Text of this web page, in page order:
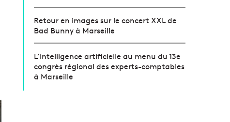
Retour en images sur le concert XXL de
Bad Bunny à Marseille
L’intelligence artificielle au menu du 13e
congrès régional des experts-comptables
à Marseille